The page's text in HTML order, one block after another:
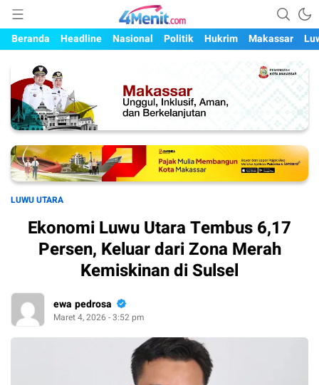
4menit.com
Mengungkap Kisah, Setiap Hari
Beranda
Headline Nasional Politik Hukrim Makassar
LUWU UTARA
Ekonomi Luwu Utara Tembus 6,17
Persen, Keluar dari Zona Merah
Kemiskinan di Sulsel
ewa pedrosa
Maret 4, 2026 - 3:52 pm